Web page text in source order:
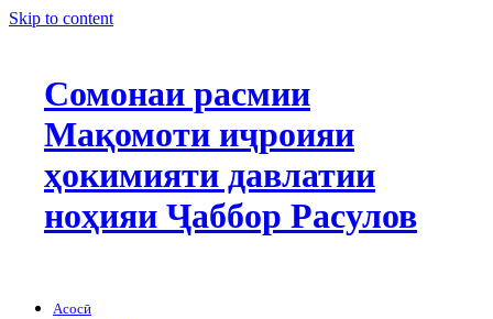
Skip to content
Сомонаи расмии
Мақомоти иҷроияи
ҳокимияти давлатии
ноҳияи Ҷаббор Расулов
Асосӣ